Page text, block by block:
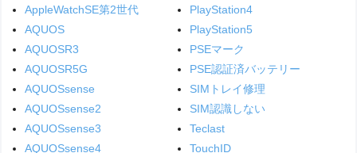
AppleWatchSE第2世代
AQUOS
AQUOSR3
AQUOSR5G
AQUOSsense
AQUOSsense2
AQUOSsense3
AQUOSsense4
PlayStation4
PlayStation5
PSEマーク
PSE認証済バッテリー
SIMトレイ修理
SIM認識しない
Teclast
TouchID